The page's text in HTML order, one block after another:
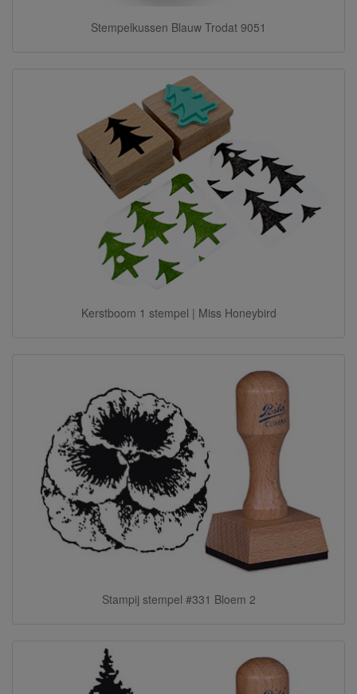
Stempelkussen Blauw Trodat 9051
Kerstboom 1 stempel | Miss Honeybird
Stampij stempel #331 Bloem 2